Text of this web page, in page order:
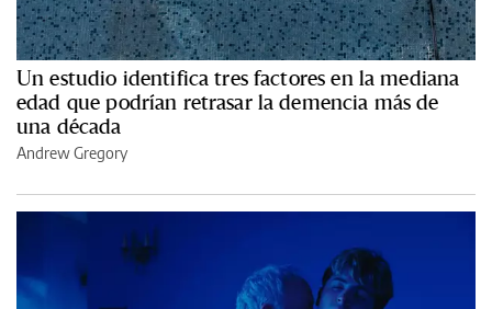
Un estudio identifica tres factores en la mediana
edad que podrían retrasar la demencia más de
una década
Andrew Gregory